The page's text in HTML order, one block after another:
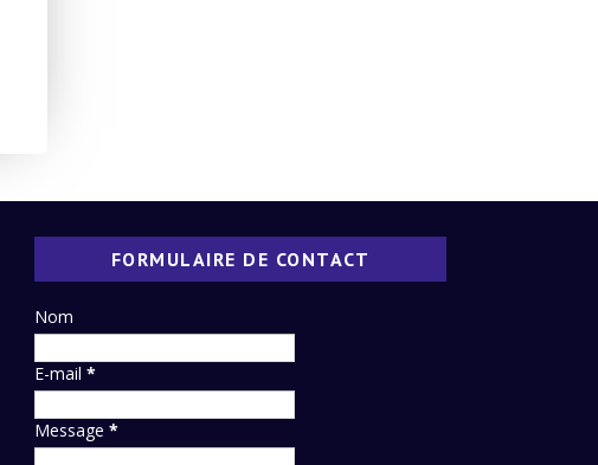
FORMULAIRE DE CONTACT
Nom
E-mail *
Message *